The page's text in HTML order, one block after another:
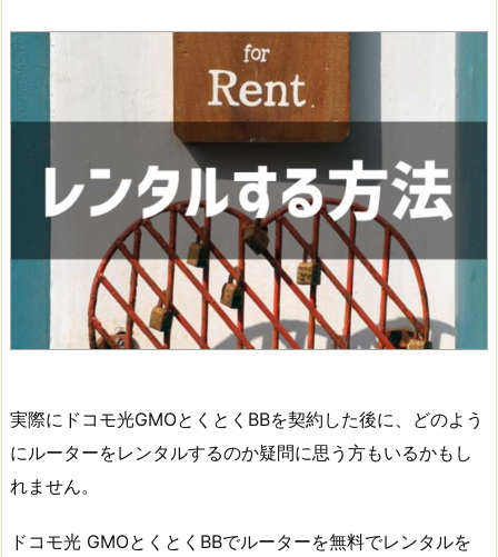
実際にドコモ光GMOとくとくBBを契約した後に、どのよう
にルーターをレンタルするのか疑問に思う方もいるかもし
れません。
ドコモ光 GMOとくとくBBでルーターを無料でレンタルを